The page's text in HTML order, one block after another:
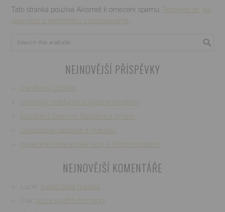
Tato stránka používá Akismet k omezení spamu.
Podívejte se, jak
vaše data z komentářů zpracováváme.
NEJNOVĚJŠÍ PŘÍSPĚVKY
švestkový cobbler
citrónový chlebíček z kysané smetany
taquitos s černými fazolemi a sýrem
čokoládová bábovka s nutellou
nepečené cheesecake řezy s lesním ovocem
NEJNOVĚJŠÍ KOMENTÁŘE
kuřecí tikka masala
pizza quattro formaggi